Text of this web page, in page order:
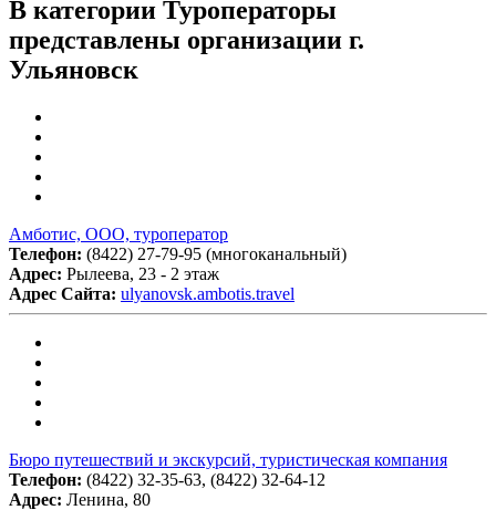
В категории Туроператоры
представлены организации г.
Ульяновск
Амботис, ООО, туроператор
Телефон: (8422) 27-79-95 (многоканальный)
Адрес: Рылеева, 23 - 2 этаж
Адрес Сайта: ulyanovsk.ambotis.travel
Бюро путешествий и экскурсий, туристическая компания
Телефон: (8422) 32-35-63, (8422) 32-64-12
Адрес: Ленина, 80